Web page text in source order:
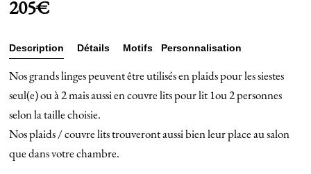
205€
Description
Détails
entretien
Motifs Personnalisation
Nos grands linges peuvent être utilisés en plaids pour les siestes
seul(e) ou à 2 mais aussi en couvre lits pour lit 1ou 2 personnes
selon la taille choisie.
Nos plaids / couvre lits trouveront aussi bien leur place au salon
que dans votre chambre.